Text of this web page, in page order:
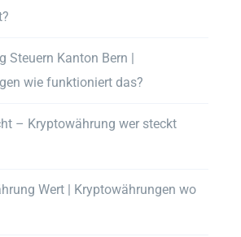
Steuern Kanton Bern |
wie funktioniert das?
– Kryptowährung wer steckt
Wert | Kryptowährungen wo